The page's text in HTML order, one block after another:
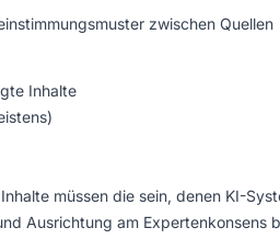
zwischen Quellen
Inhalte
müssen die sein, denen KI-
Ausrichtung am Expertenkonsens